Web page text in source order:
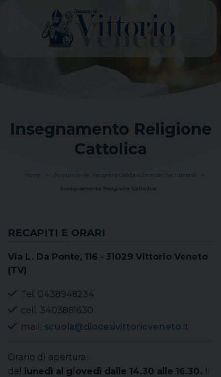
Insegnamento Religione
Cattolica
Home Annuncio del Vangelo e Celebrazione dei Sacramenti
Insegnamento Religione Cattolica
RECAPITI E ORARI
Via L. Da Ponte, 116 - 31029 Vittorio Veneto
(TV)
Tel. 0438948234
cell. 3403881630
mail: scuola@diocesivittorioveneto.it
Orario di apertura:
dal
lunedì al giovedì dalle 14.30 alle 16.30. Il